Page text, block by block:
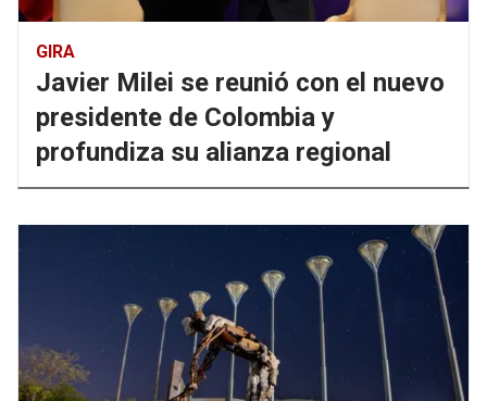
GIRA
Javier Milei se reunió con el nuevo
presidente de Colombia y
profundiza su alianza regional